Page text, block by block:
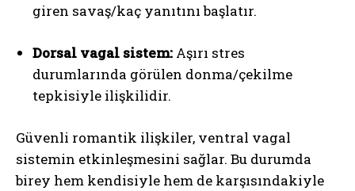
giren savaş/kaç yanıtını başlatır.
Dorsal vagal sistem: Aşırı stres
durumlarında görülen donma/çekilme
tepkisiyle ilişkilidir.
Güvenli romantik ilişkiler, ventral vagal
sistemin etkinleşmesini sağlar. Bu durumda
birey hem kendisiyle hem de karşısındakiyle